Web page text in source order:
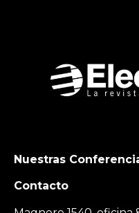
Nuestras
Contacto